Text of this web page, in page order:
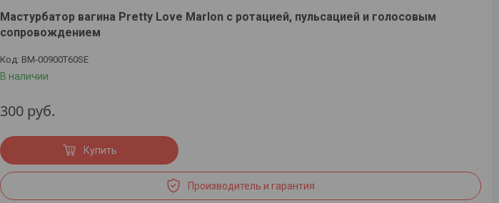
Мастурбатор вагина Pretty Love Marlon с ротацией, пульсацией и голосовым
сопровождением
BM-00900T60SE
В наличии
300 руб.
Купить
Производитель и гарантия